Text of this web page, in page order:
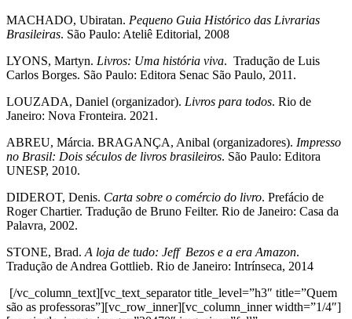
MACHADO, Ubiratan. Pequeno Guia Histórico das Livrarias
Brasileiras. São Paulo: Ateliê Editorial, 2008
LYONS, Martyn. Livros: Uma história viva. Tradução de Luis
Carlos Borges. São Paulo: Editora Senac São Paulo, 2011.
LOUZADA, Daniel (organizador). Livros para todos. Rio de
Janeiro: Nova Fronteira. 2021.
ABREU, Márcia. BRAGANÇA, Anibal (organizadores). Impresso
no Brasil: Dois séculos de livros brasileiros. São Paulo: Editora
UNESP, 2010.
DIDEROT, Denis. Carta sobre o comércio do livro. Prefácio de
Roger Chartier. Tradução de Bruno Feilter. Rio de Janeiro: Casa da
Palavra, 2002.
STONE, Brad. A loja de tudo: Jeff Bezos e a era Amazon.
Tradução de Andrea Gottlieb. Rio de Janeiro: Intrínseca, 2014
[/vc_column_text][vc_text_separator title_level=”h3″ title=”Quem
são as professoras”][vc_row_inner][vc_column_inner width=”1/4″]